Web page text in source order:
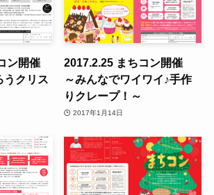
ン開催
うクリス
2017.2.25 まちコン開催
～みんなでワイワイ♪手作
りクレープ！～
2017年1月14日